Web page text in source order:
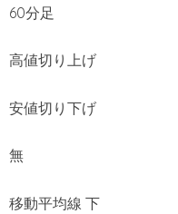
60分足
高値切り上げ
安値切り下げ
無
移動平均線 下